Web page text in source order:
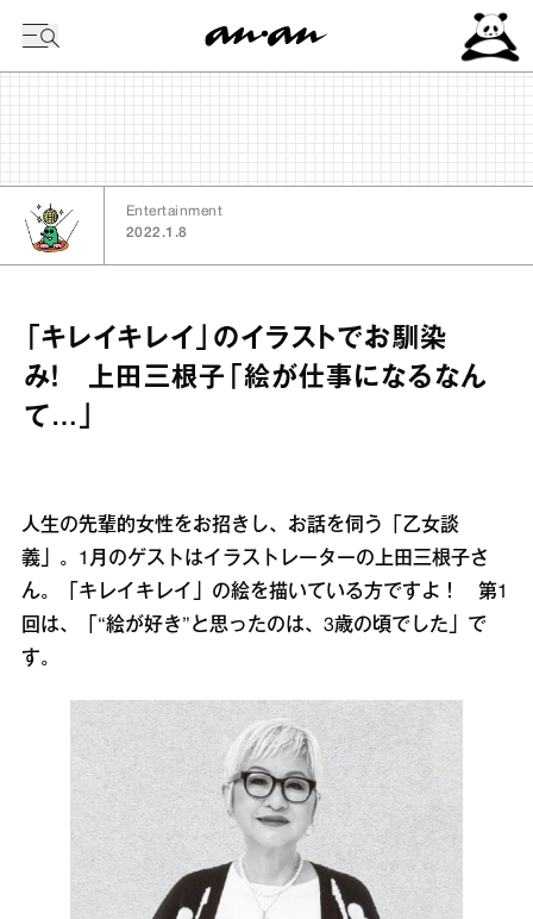
Entertainment
2022.1.8
「キレイキレイ」のイラストでお馴染
み！ 上田三根子「絵が仕事になるなん
て…」
人生の先輩的女性をお招きし、お話を伺う「乙女談
義」。1月のゲストはイラストレーターの上田三根子さ
ん。「キレイキレイ」の絵を描いている方ですよ！ 第1
回は、「“絵が好き”と思ったのは、3歳の頃でした」で
す。